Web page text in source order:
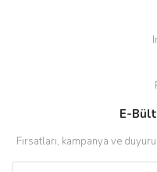
E-
Fırsatları, kampanya ve